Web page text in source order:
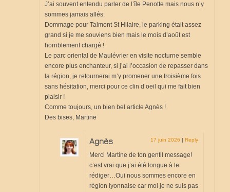
J’ai souvent entendu parler de l’île Penotte mais nous n’y
sommes jamais allés.
Dommage pour Talmont St Hilaire, le parking était assez
grand si je me souviens bien mais le mois d’août est
horriblement chargé !
Le parc oriental de Maulévrier en visite nocturne semble
encore plus enchanteur, si j’ai l’occasion de repasser dans
la région, je retournerai m’y promener une troisième fois
sans hésitation, merci pour ce clin d’oeil qui me fait bien
plaisir !
Comme toujours, un bien bel article Agnès !
Des bises, Martine
Agnès 17 juin 2026 | Reply
Merci Martine de ton gentil message!
c’est vrai que j’ai été longue à le
rédiger…Oui nous sommes encore en
région lyonnaise car moi je ne suis pas